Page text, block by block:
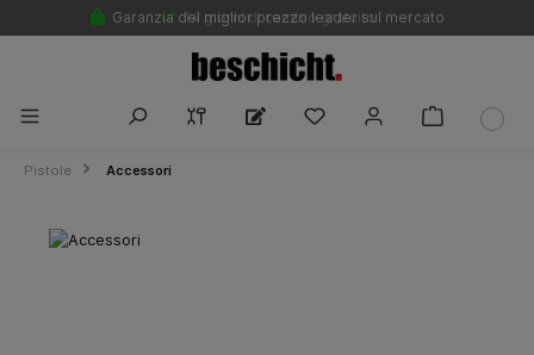
14 giorni di cambio gratuito
Garanzia del miglior prezzo leader sul mercato
Pistole Accessori